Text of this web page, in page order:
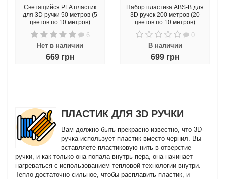
Светящийся PLA пластик
для 3D ручки 50 метров (5
цветов по 10 метров)
6
Нет в наличии
669 грн
Набор пластика ABS-B для
3D ручек 200 метров (20
цветов по 10 метров)
0
В наличии
699 грн
ПЛАСТИК ДЛЯ 3D РУЧКИ
Вам должно быть прекрасно известно, что 3D-
ручка использует пластик вместо чернил. Вы
вставляете пластиковую нить в отверстие
ручки, и как только она попала внутрь пера, она начинает
нагреваться с использованием тепловой технологии внутри.
Тепло достаточно сильное, чтобы расплавить пластик, и